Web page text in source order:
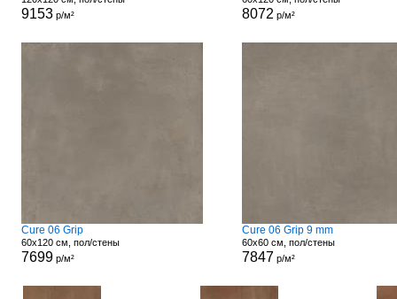
9153р/м² 8072 р/м²
Cure 06 Grip
60x120 см, пол/стены
7699р/м²
Cure 06 Grip 9 mm
60x60 см, пол/стены
7847 р/м²